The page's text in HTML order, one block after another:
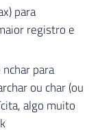
para
registro e
para
ou char (ou
algo muito